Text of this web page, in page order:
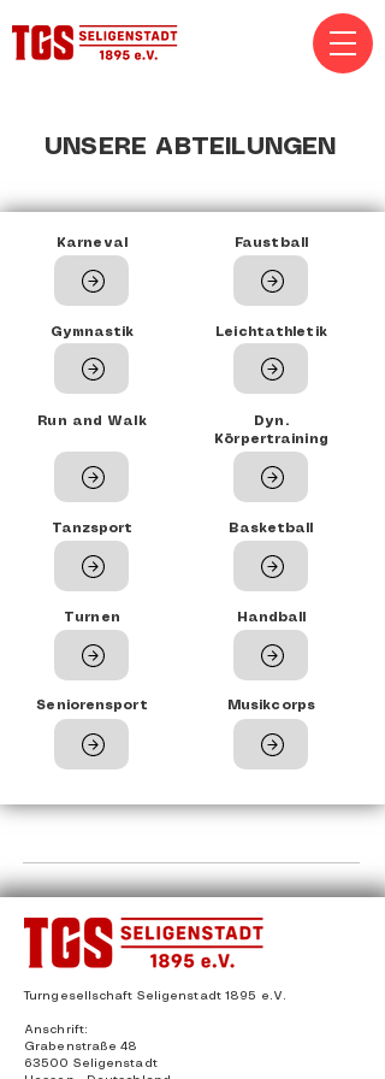
UNSERE ABTEILUNGEN
Karneval
Gymnastik
Run and Walk
Tanzsport
Turnen
Seniorensport
Faustball
Leichtathletik
Dyn.
Körpertraining
Basketball
Handball
Musikcorps
Turngesellschaft Seligenstadt 1895 e.V.
Anschrift:
Grabenstraße 48
63500 Seligenstadt